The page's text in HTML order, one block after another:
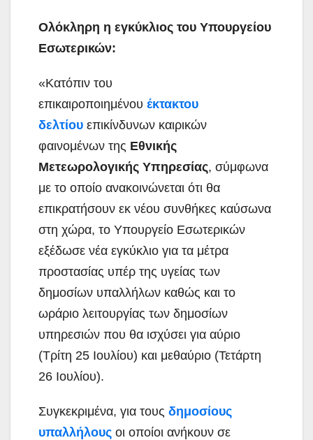
Ολόκληρη η εγκύκλιος του Υπουργείου
Εσωτερικών:
«Κατόπιν του
επικαιροποιημένου έκτακτου
δελτίου επικίνδυνων καιρικών
φαινομένων της Εθνικής
Μετεωρολογικής Υπηρεσίας, σύμφωνα
με το οποίο ανακοινώνεται ότι θα
επικρατήσουν εκ νέου συνθήκες καύσωνα
στη χώρα, το Υπουργείο Εσωτερικών
εξέδωσε νέα εγκύκλιο για τα μέτρα
προστασίας υπέρ της υγείας των
δημοσίων υπαλλήλων καθώς και το
ωράριο λειτουργίας των δημοσίων
υπηρεσιών που θα ισχύσει για αύριο
(Τρίτη 25 Ιουλίου) και μεθαύριο (Τετάρτη
26 Ιουλίου).
Συγκεκριμένα, για τους δημοσίους
υπαλλήλους οι οποίοι ανήκουν σε